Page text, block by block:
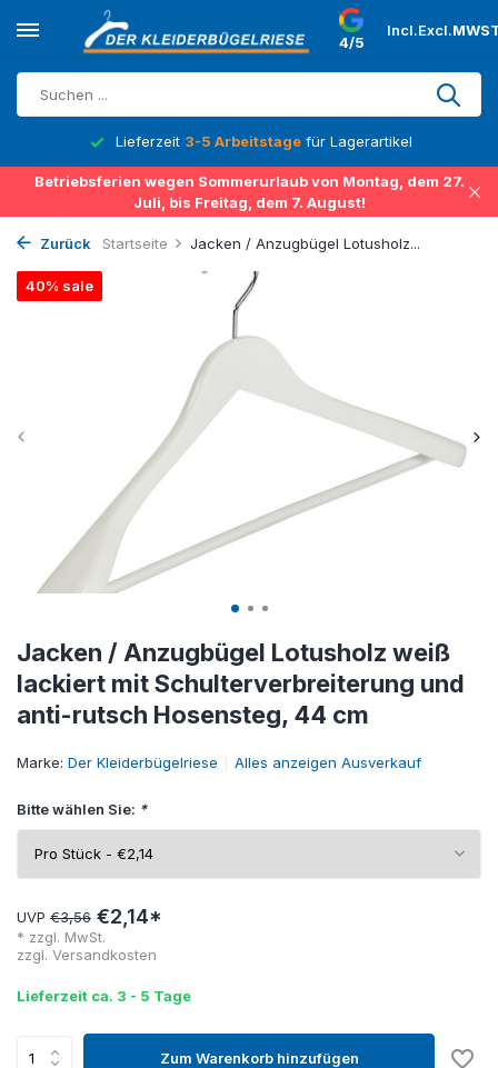
4/5
Incl.Excl.
Lieferzeit 3-5 Arbeitstage für Lagerartikel
Betriebsferien wegen Sommerurlaub von Montag, dem 27.
Juli, bis Freitag, dem 7. August!
Zurück Startseite Jacken / Anzugbügel Lotusholz...
Jacken / Anzugbügel Lotusholz weiß
lackiert mit Schulterverbreiterung und
anti-rutsch Hosensteg, 44 cm
40% sale
Marke: Der Kleiderbügelriese Alles anzeigen Ausverkauf
Bitte wählen Sie: *
UVP €3,56 €2,14*
* zzgl. MwSt.
zzgl. Versandkosten
Lieferzeit ca. 3 - 5 Tage
Zum Warenkorb hinzufügen